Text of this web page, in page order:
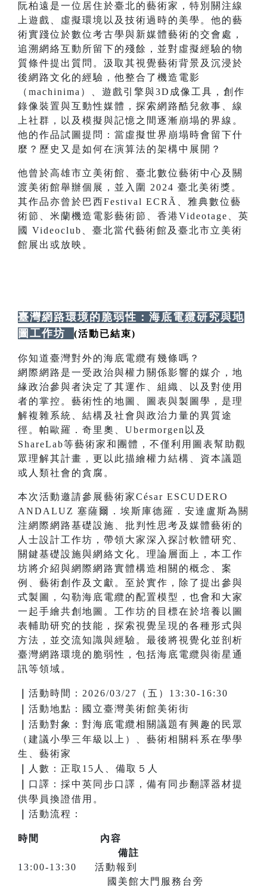
阮柏遠是一位居住於臺北的藝術家，特別關注線
上遊戲、虛擬環境以及技術過時的美學。他的藝
術實踐位於數位考古學與新媒體藝術的交會處，
追溯網絡互動所留下的殘餘，並對虛擬經驗的物
質條件提出質問。汲取其視覺藝術背景及沉浸於
後網路文化的經驗，他整合了機造電影
（machinima）、遊戲引擎與3D成像工具，創作
錄像裝置與互動性媒體，探索網路酷兒敘事、線
上社群，以及模擬與記憶之間逐漸崩塌的界線。
他的作品試圖提問：當虛擬世界崩塌時會留下什
麼？歷史又是如何在演算法的架構中展開？
他曾於高雄市立美術館、臺北數位藝術中心及關
渡美術館舉辦個展，並入圍 2024 臺北美術獎。
其作品亦曾於巴西Festival ECRÃ、雅典數位藝
術節、米蘭機造電影藝術節、香港Videotage、英
國 Videoclub、臺北當代藝術館及臺北市立美術
館展出或放映。
臺灣網路環境的脆弱性：海底電纜研究與地
圖工作坊 (活動已結束)
你知道臺灣對外的海底電纜有幾條嗎？
網際網路是一受政治與權力關係影響的媒介，地
緣政治參與者決定了其運作、組織、以及對使用
者的掌控。藝術性的地圖、圖表與製圖學，是理
解複雜系統、結構及社會與政治力量的異質途
徑。帕歐羅．奇里奧、Ubermorgen以及
ShareLab等藝術家和團體，不僅利用圖表幫助觀
眾理解其計畫，更以此描繪權力結構、資本議題
或人類社會的貪腐。
本次活動邀請參展藝術家César ESCUDERO
ANDALUZ 塞薩爾．埃斯庫德羅．安達盧斯為關
注網際網路基礎設施、批判性思考及媒體藝術的
人士設計工作坊，帶領大家深入探討軟體研究、
關鍵基礎設施與網絡文化。理論層面上，本工作
坊將介紹與網際網路實體構造相關的概念、案
例、藝術創作及文獻。至於實作，除了提出參與
式製圖，勾勒海底電纜的配置模型，也會和大家
一起手繪共創地圖。工作坊的目標在於培養以圖
表輔助研究的技能，探索視覺呈現的各種形式與
方法，並交流知識與經驗。最後將視覺化並剖析
臺灣網路環境的脆弱性，包括海底電纜與衛星通
訊等領域。
活動時間：2026/03/27（五）13:30-16:30
活動地點：國立臺灣美術館美術街
活動對象：對海底電纜相關議題有興趣的民眾
（建議小學三年級以上）、藝術相關科系在學學
生、藝術家
人數：正取15人、備取５人
口譯：採中英同步口譯，備有同步翻譯器材提
供學員換證借用。
活動流程：
時間 內容
備註
13:00-13:30 活動報到
國美館大門服務台旁